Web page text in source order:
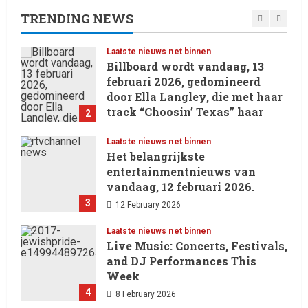
TRENDING NEWS
1
2
Laatste nieuws net binnen
Billboard wordt vandaag, 13
februari 2026, gedomineerd
door Ella Langley, die met haar
track “Choosin’ Texas” haar
Hot 100 heeft behaald.
13 February 2026
3
Laatste nieuws net binnen
Het belangrijkste
entertainmentnieuws van
vandaag, 12 februari 2026.
12 February 2026
4
Laatste nieuws net binnen
Live Music: Concerts, Festivals,
and DJ Performances This
Week
8 February 2026